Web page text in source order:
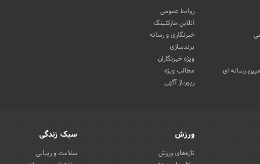
رسانه ای
روابط عمومی
آنلاین مارکتینگ
خبرنگاری و رسانه
برندسازی
ویژه خبرنگاران
مطالب ویژه
رپورتاژ آگهی
ورزش
تازه‌های ورزش
سبک زندگی
سلامت و زیبایی